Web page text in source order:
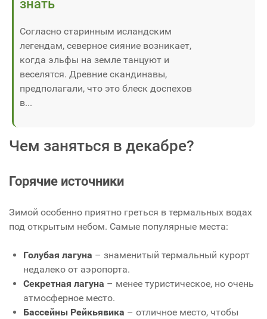
знать
Согласно старинным исландским
легендам, северное сияние возникает,
когда эльфы на земле танцуют и
веселятся. Древние скандинавы,
предполагали, что это блеск доспехов
в...
Чем заняться в декабре?
Горячие источники
Зимой особенно приятно греться в термальных водах
под открытым небом. Самые популярные места:
Голубая лагуна – знаменитый термальный курорт
недалеко от аэропорта.
Секретная лагуна – менее туристическое, но очень
атмосферное место.
Бассейны Рейкьявика – отличное место, чтобы